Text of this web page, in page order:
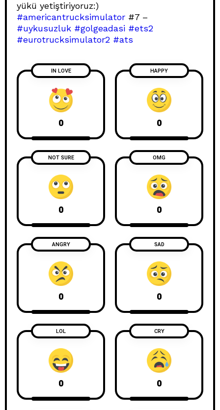
yükü yetiştiriyoruz:)
#americantrucksimulator #7 –
#uykusuzluk #golgeadasi #ets2
#eurotrucksimulator2 #ats
IN LOVE
0
HAPPY
0
NOT SURE
0
OMG
0
ANGRY
0
SAD
0
LOL
0
CRY
0